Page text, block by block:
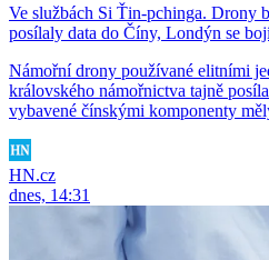
Ve službách Si Ťin-pchinga. Drony
posílaly data do Číny, Londýn se
Námořní drony používané elitními
královského námořnictva tajně
vybavené čínskými komponenty
HN.cz
dnes, 14:31